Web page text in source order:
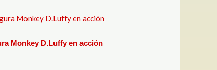
Monkey D.Luffy en acción